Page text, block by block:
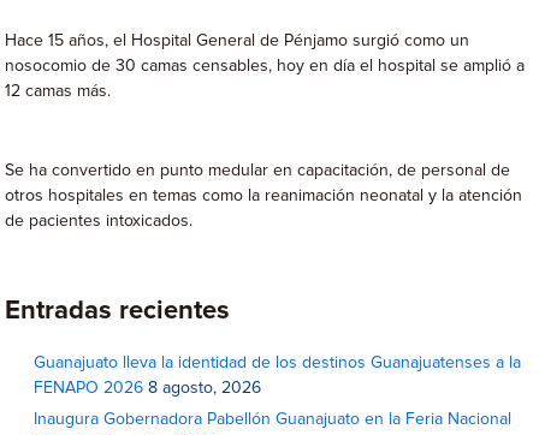
Hace 15 años, el Hospital General de Pénjamo surgió como un
nosocomio de 30 camas censables, hoy en día el hospital se amplió a
12 camas más.
Se ha convertido en punto medular en capacitación, de personal de
otros hospitales en temas como la reanimación neonatal y la atención
de pacientes intoxicados.
Entradas recientes
Guanajuato lleva la identidad de los destinos Guanajuatenses a la
FENAPO 2026 8 agosto, 2026
Inaugura Gobernadora Pabellón Guanajuato en la Feria Nacional